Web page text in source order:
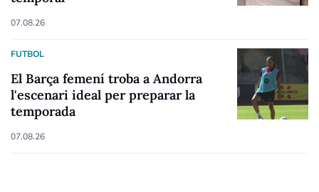
07.08.26
FUTBOL
El Barça femení troba a Andorra
l'escenari ideal per preparar la
temporada
07.08.26